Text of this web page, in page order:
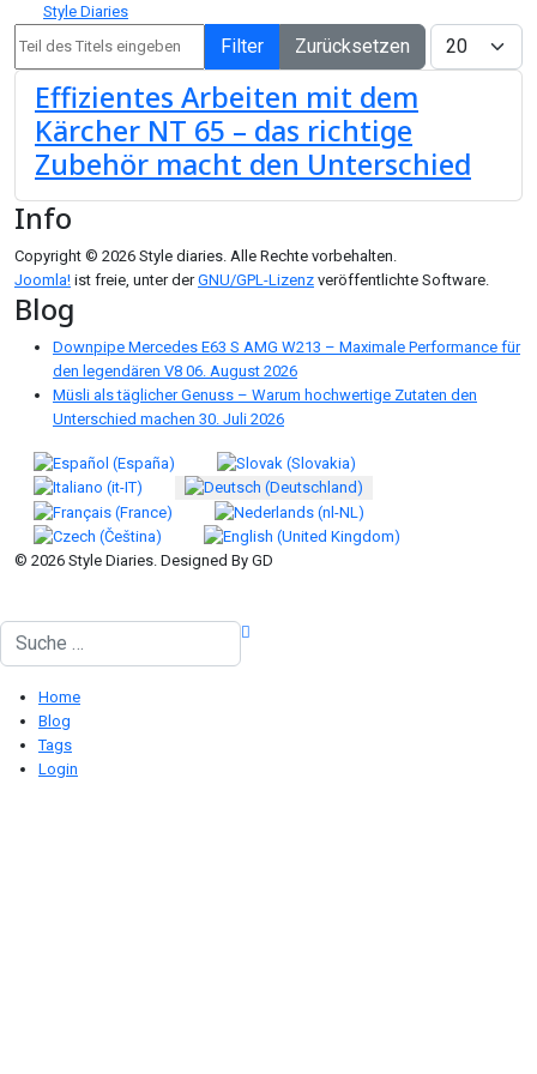
Style Diaries
Filter Zurücksetzen
Anzeige #
Effizientes Arbeiten mit dem
Kärcher NT 65 – das richtige
Zubehör macht den Unterschied
Info
Copyright © 2026 Style diaries. Alle Rechte vorbehalten.
Joomla! ist freie, unter derGNU/GPL-Lizenz veröffentlichte Software.
Blog
Downpipe Mercedes E63 S AMG W213 – Maximale Performance für
den legendären V8 06. August 2026
Müsli als täglicher Genuss – Warum hochwertige Zutaten den
Unterschied machen 30. Juli 2026
Sprache auswählen
© 2026 Style Diaries. Designed By GD
Suchen
Home
Blog
Tags
Login